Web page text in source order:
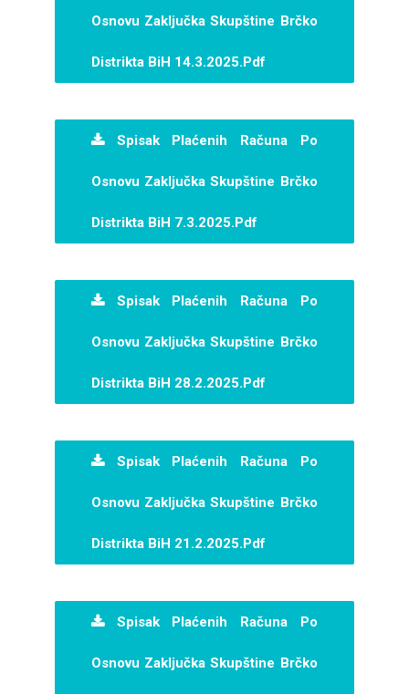
Osnovu Zaključka Skupštine Brčko
Distrikta BiH 14.3.2025.pdf
Spisak Plaćenih Računa Po
Osnovu Zaključka Skupštine Brčko
Distrikta BiH 7.3.2025.pdf
Spisak Plaćenih Računa Po
Osnovu Zaključka Skupštine Brčko
Distrikta BiH 28.2.2025.pdf
Spisak Plaćenih Računa Po
Osnovu Zaključka Skupštine Brčko
Distrikta BiH 21.2.2025.pdf
Spisak Plaćenih Računa Po
Osnovu Zaključka Skupštine Brčko